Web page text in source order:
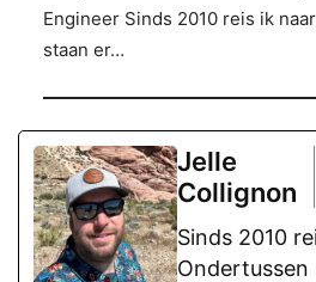
Engineer Sinds 2010 reis ik
staan er…
Jelle
Collignon
Sinds 2010
Ondertussen